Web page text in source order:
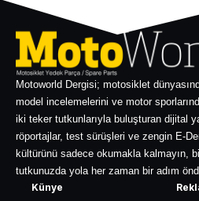
Motoworld Dergisi; motosiklet
model incelemelerini ve motor
iki teker tutkunlarıyla buluşturan dijital
röportajlar, test sürüşleri ve zengin E-
kültürünü sadece okumakla kalmayın,
tutkunuzda yola her zaman bir adım
Künye